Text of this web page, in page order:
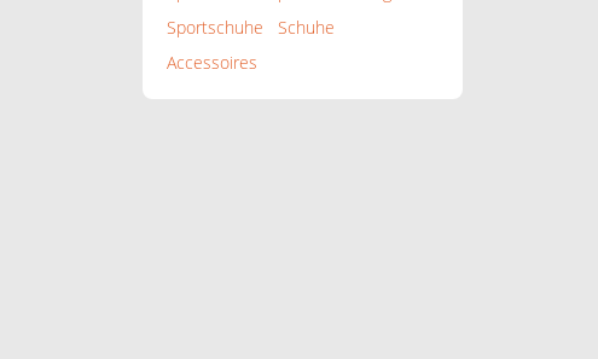
Sportschuhe
Schuhe
Accessoires